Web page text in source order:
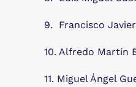
9. Francisco
10. Alfredo Martín
11. Miguel Ángel